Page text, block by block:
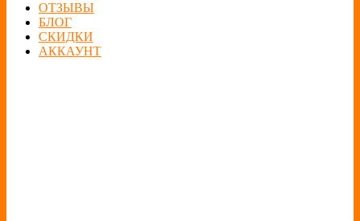
ОТЗЫВЫ
БЛОГ
СКИДКИ
АККАУНТ